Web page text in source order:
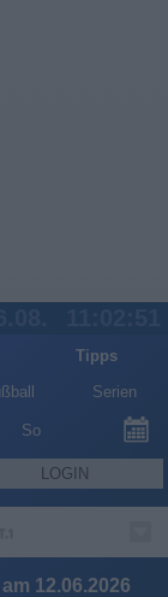
Tipps
Serien
So
LOGIN
12.06.2026